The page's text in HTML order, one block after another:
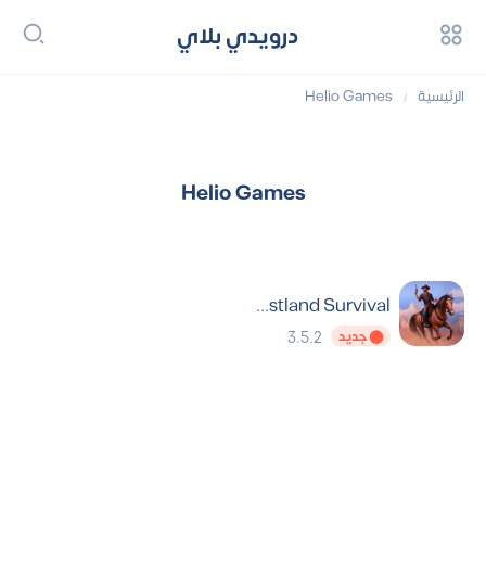
درويدي بلاي
الرئيسية /
Helio Games
Helio Games
Westland Survival مهكرة
⬤ جديد